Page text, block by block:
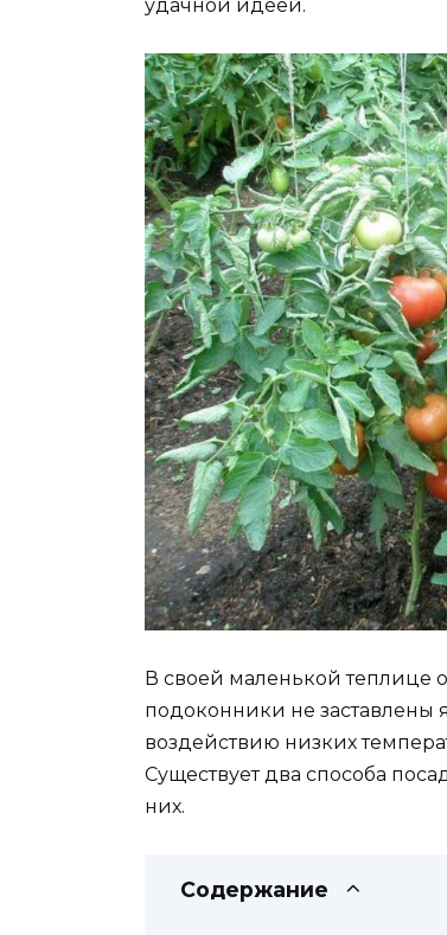
удачной идеей.
В своей маленькой теплице
подоконники не
воздействию низких
Существует два способа
них.
Содержание